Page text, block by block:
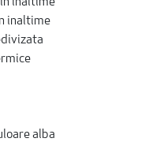
inaltime
alba